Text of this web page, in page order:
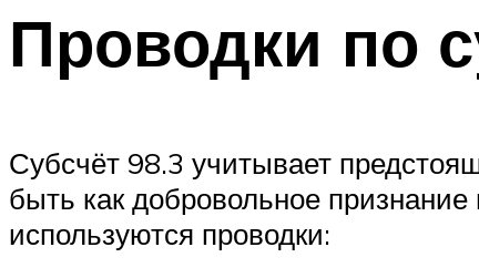
Проводки по
Субсчёт 98.3 учитывает
быть как добровольное
используются проводки: